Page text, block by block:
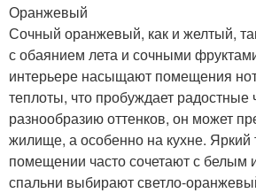
Оранжевый
Сочный оранжевый, как и желтый,
с обаянием лета и сочными
интерьере насыщают помещения
теплоты, что пробуждает радостные
разнообразию оттенков, он может
жилище, а особенно на кухне. Яркий
помещении часто сочетают с белым
спальни выбирают светло-